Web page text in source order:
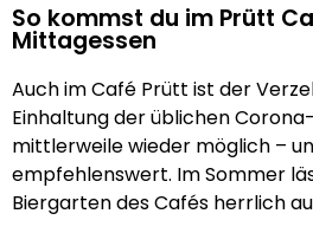
So kommst du im Prütt
Mittagessen
Auch im Café Prütt ist der
Einhaltung der üblichen
mittlerweile wieder möglich –
empfehlenswert. Im Sommer
Biergarten des Cafés herrlich